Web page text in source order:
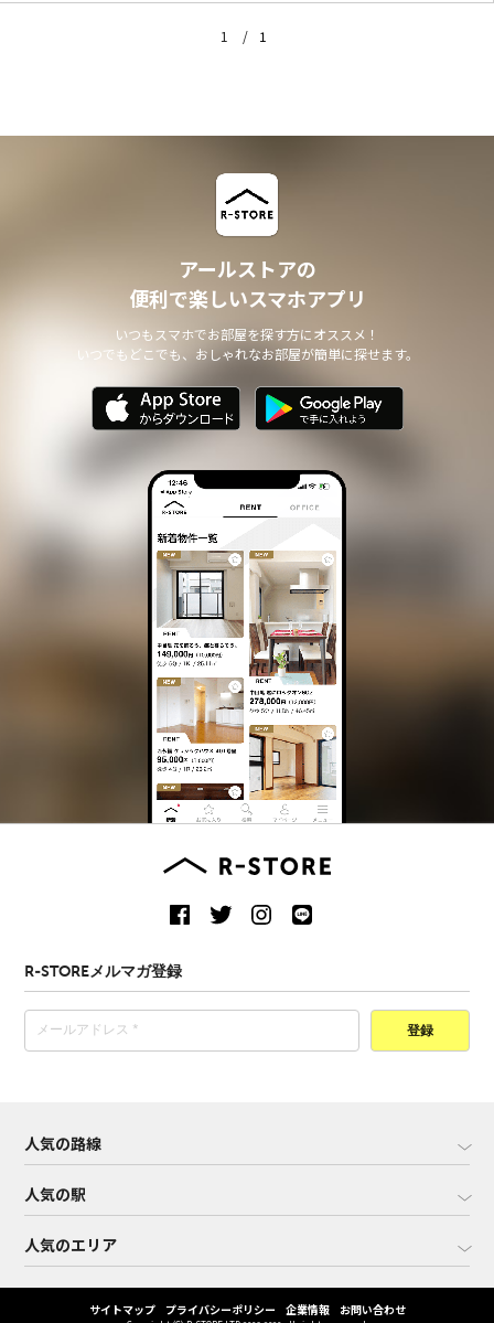
1 1
アールストアの
便利で楽しいスマホアプリ
いつもスマホでお部屋を探す方にオススメ！
いつでもどこでも、おしゃれなお部屋が簡単に探せます。
R-STOREメルマガ登録
登録
人気の路線
人気の駅
人気のエリア
サイトマップ プライバシーポリシー 企業情報 お問い合わせ